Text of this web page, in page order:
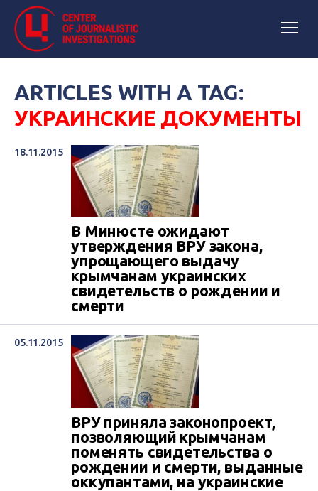
ARTICLES WITH A TAG:
УКРАИНСКИЕ ДОКУМЕНТЫ
18.11.2015
В Минюсте ожидают
утверждения ВРУ закона,
упрощающего выдачу
крымчанам украинских
свидетельств о рождении и
смерти
05.11.2015
ВРУ приняла законопроект,
позволяющий крымчанам
поменять свидетельства о
рождении и смерти, выданные
оккупантами, на украинские